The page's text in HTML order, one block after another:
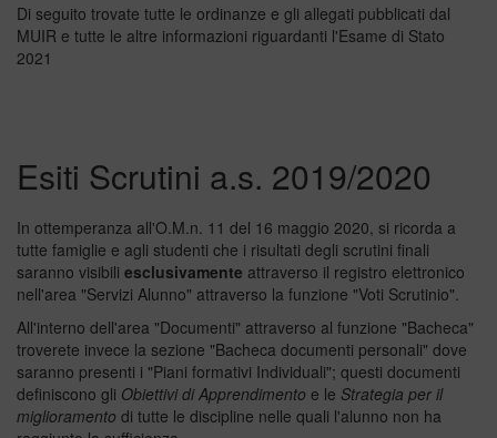
Di seguito trovate tutte le ordinanze e gli allegati pubblicati dal
MUIR e tutte le altre informazioni riguardanti l'Esame di Stato
2021
Esiti Scrutini a.s. 2019/2020
In ottemperanza all'O.M.n. 11 del 16 maggio 2020, si ricorda a
tutte famiglie e agli studenti che i risultati degli scrutini finali
saranno visibili esclusivamente attraverso il registro elettronico
nell'area "Servizi Alunno" attraverso la funzione "Voti Scrutinio".
All'interno dell'area "Documenti" attraverso al funzione "Bacheca"
troverete invece la sezione "Bacheca documenti personali" dove
saranno presenti i "Piani formativi Individuali"; questi documenti
definiscono gli Obiettivi di Apprendimento e le Strategia per il
miglioramento di tutte le discipline nelle quali l'alunno non ha